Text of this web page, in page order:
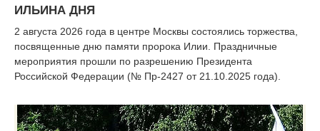
ИЛЬИНА ДНЯ
2 августа 2026 года в центре Москвы состоялись торжества,
посвященные дню памяти пророка Илии. Праздничные
мероприятия прошли по разрешению Президента
Российской Федерации (№ Пр-2427 от 21.10.2025 года).